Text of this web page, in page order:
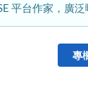
平台作家，廣
專